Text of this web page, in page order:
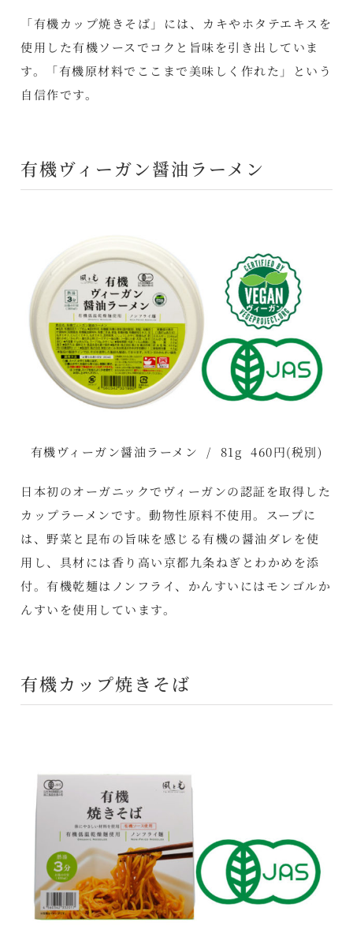
「有機カップ焼きそば」には、カキやホタテエキスを
使用した有機ソースでコクと旨味を引き出していま
す。「有機原材料でここまで美味しく作れた」という
自信作です。
有機ヴィーガン醤油ラーメン
有機ヴィーガン醤油ラーメン / 81g 460円(税別)
日本初のオーガニックでヴィーガンの認証を取得した
カップラーメンです。動物性原料不使用。スープに
は、野菜と昆布の旨味を感じる有機の醤油ダレを使
用し、具材には香り高い京都九条ねぎとわかめを添
付。有機乾麺はノンフライ、かんすいにはモンゴルか
んすいを使用しています。
有機カップ焼きそば